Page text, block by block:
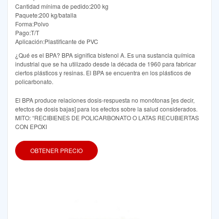
Cantidad mínima de pedido:200 kg
Paquete:200 kg/batalla
Forma:Polvo
Pago:T/T
Aplicación:Plastificante de PVC
¿Qué es el BPA? BPA significa bisfenol A. Es una sustancia química
industrial que se ha utilizado desde la década de 1960 para fabricar
ciertos plásticos y resinas. El BPA se encuentra en los plásticos de
policarbonato.
El BPA produce relaciones dosis-respuesta no monótonas [es decir,
efectos de dosis bajas] para los efectos sobre la salud considerados.
MITO: “RECIBIENES DE POLICARBONATO O LATAS RECUBIERTAS
CON EPOXI
OBTENER PRECIO